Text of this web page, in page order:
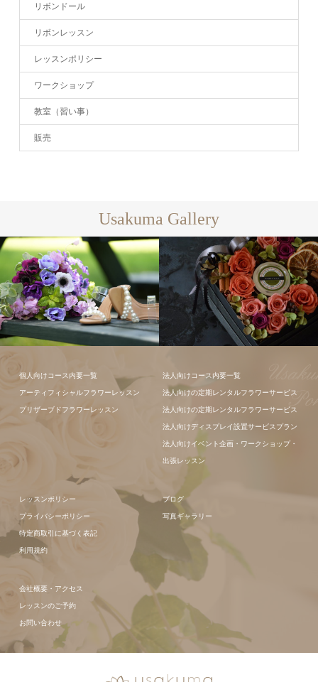
リボンドール
リボンレッスン
レッスンポリシー
ワークショップ
教室（習い事）
販売
Usakuma Gallery
ンジメント
個人向けコース内要一覧
アーティフィシャルフラワーレッスン
プリザーブドフラワーレッスン
法人向けコース内要一覧
法人向けの定期レンタルフラワーサービス
法人向けの定期レンタルフラワーサービス
法人向けディスプレイ設置サービスプラン
法人向けイベント企画・ワークショップ・
出張レッスン
レッスンポリシー
プライバシーポリシー
特定商取引に基づく表記
利用規約
ブログ
写真ギャラリー
会社概要・アクセス
レッスンのご予約
お問い合わせ